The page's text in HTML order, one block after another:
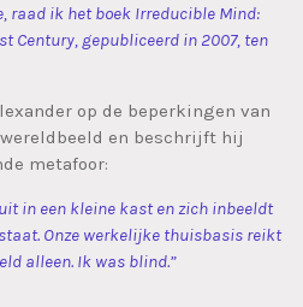
raad ik het boek Irreducible Mind:
Century, gepubliceerd in 2007, ten
op de beperkingen van
en beschrijft hij
metafoor:
in een kleine kast en zich inbeeldt
Onze werkelijke thuisbasis reikt
alleen. Ik was blind.”